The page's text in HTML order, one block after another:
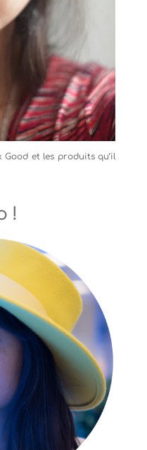
Good et les produits qu’il
!